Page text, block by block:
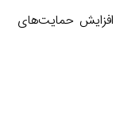
افزایش حمایت‌های